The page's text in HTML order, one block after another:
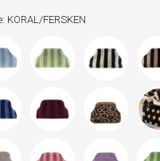
KORAL/FERSKEN